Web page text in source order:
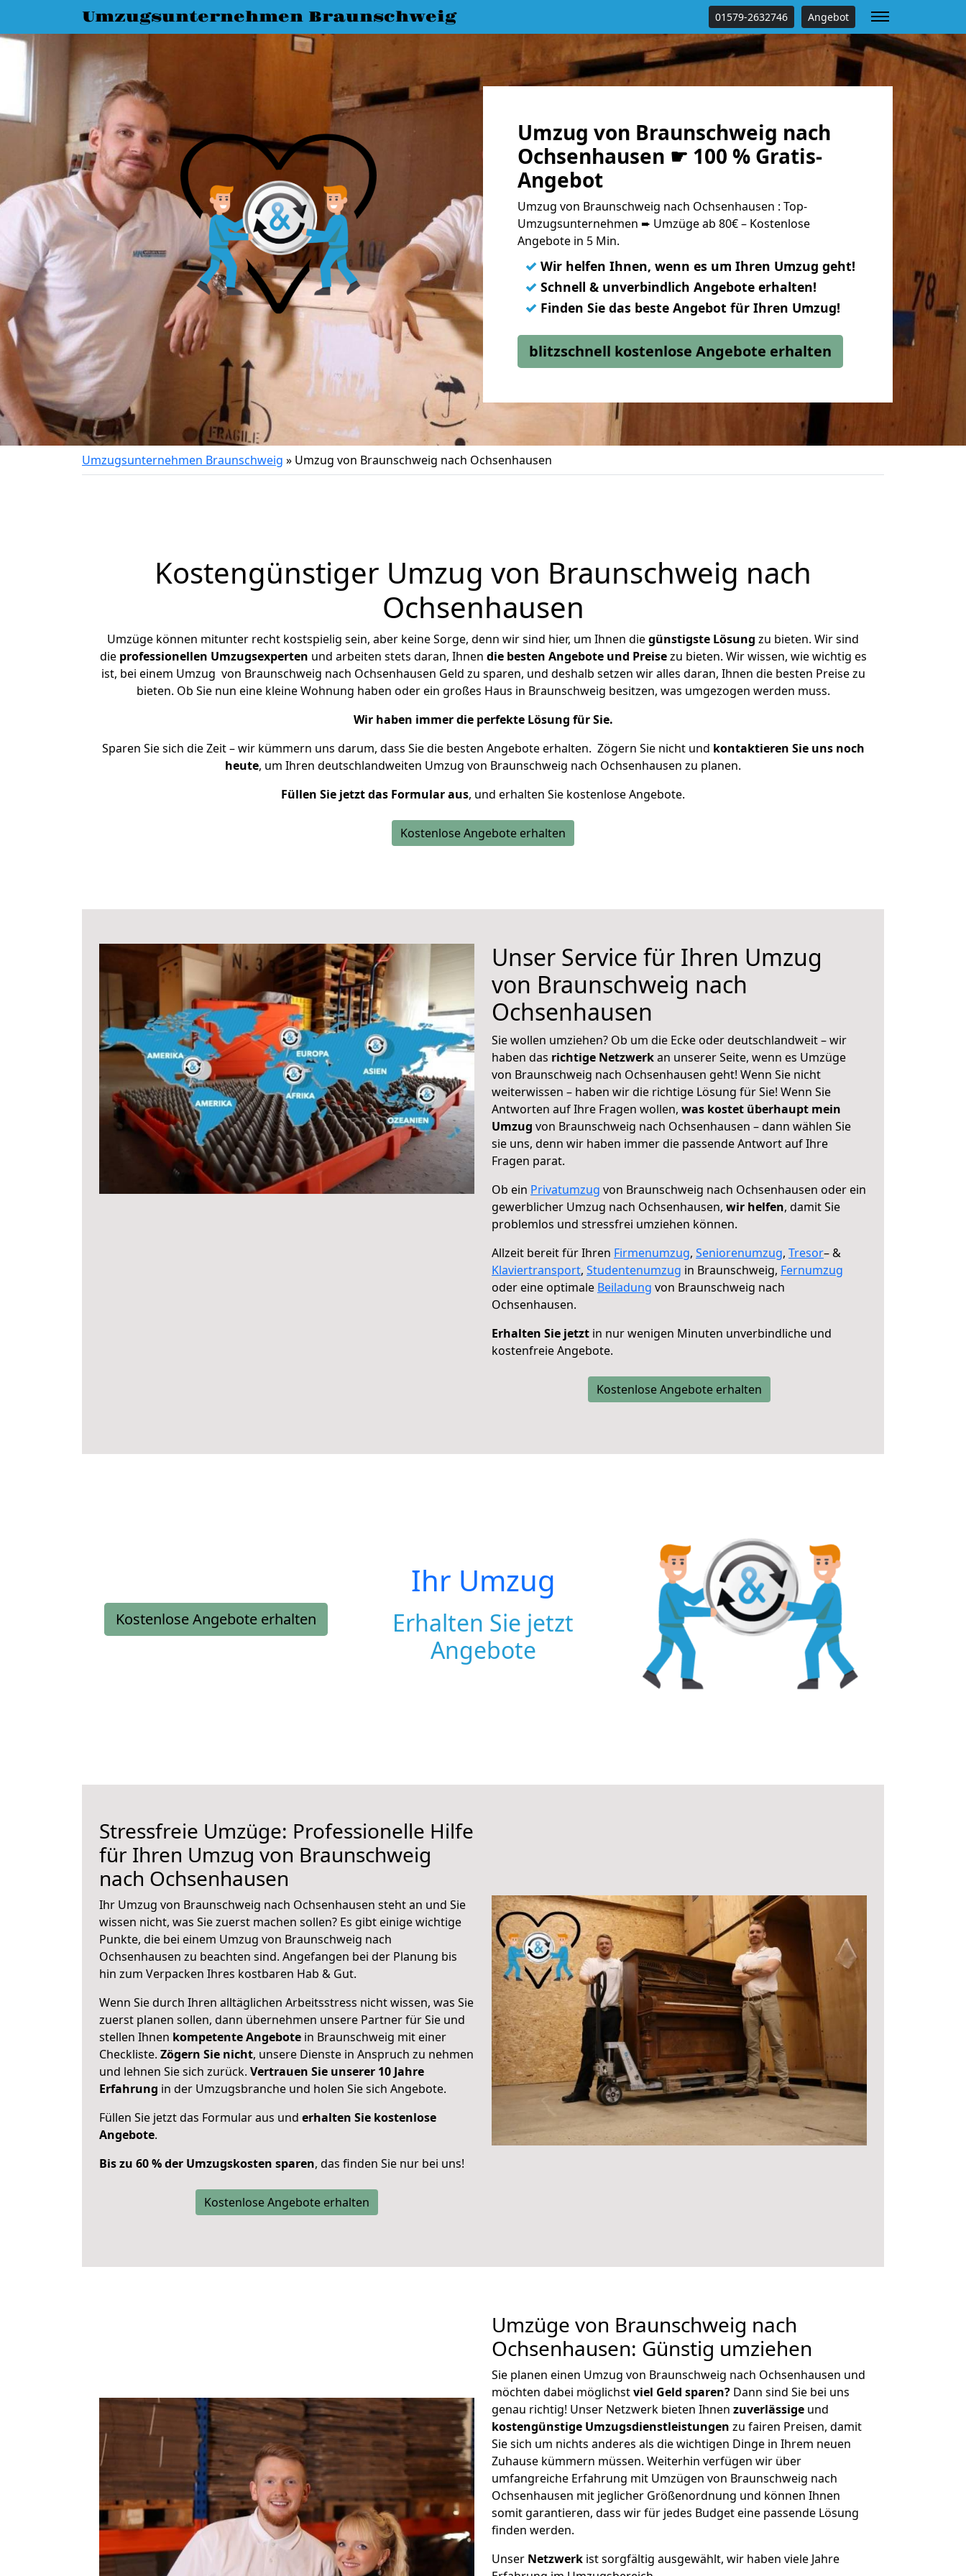
Umzugsunternehmen Braunschweig 01579-2632746 Angebot
Umzug von Braunschweig nach
Ochsenhausen ☛ 100 % Gratis-
Angebot
Umzug von Braunschweig nach Ochsenhausen : Top-
Umzugsunternehmen ➨ Umzüge ab 80€ – Kostenlose
Angebote in 5 Min.
✓ Wir helfen Ihnen, wenn es um Ihren Umzug geht!
✓ Schnell & unverbindlich Angebote erhalten!
✓ Finden Sie das beste Angebot für Ihren Umzug!
blitzschnell kostenlose Angebote erhalten
Umzugsunternehmen Braunschweig » Umzug von Braunschweig nach Ochsenhausen
Kostengünstiger Umzug von Braunschweig nach
Ochsenhausen
Umzüge können mitunter recht kostspielig sein, aber keine Sorge, denn wir sind hier, um Ihnen diegünstigste Lösung zu bieten. Wir sind
die professionellen Umzugsexperten und arbeiten stets daran, Ihnen die besten Angebote und Preisezu bieten. Wir wissen, wie wichtig es
ist, bei einem Umzug von Braunschweig nach Ochsenhausen Geld zu sparen, und deshalb setzen wir alles daran, Ihnen die besten Preise zu
bieten. Ob Sie nun eine kleine Wohnung haben oder ein großes Haus in Braunschweig besitzen, was umgezogen werden muss.
Wir haben immer die perfekte Lösung für Sie.
Sparen Sie sich die Zeit – wir kümmern uns darum, dass Sie die besten Angebote erhalten. Zögern Sie nicht und kontaktieren Sie uns noch
heute, um Ihren deutschlandweiten Umzug von Braunschweig nach Ochsenhausen zu planen.
Füllen Sie jetzt das Formular aus, und erhalten Sie kostenlose Angebote.
Kostenlose Angebote erhalten
Unser Service für Ihren Umzug
von Braunschweig nach
Ochsenhausen
Sie wollen umziehen? Ob um die Ecke oder deutschlandweit – wir
haben das richtige Netzwerkan unserer Seite, wenn es Umzüge
von Braunschweig nach Ochsenhausen geht! Wenn Sie nicht
weiterwissen – haben wir die richtige Lösung für Sie! Wenn Sie
Antworten auf Ihre Fragen wollen, was kostet überhaupt mein
Umzug von Braunschweig nach Ochsenhausen – dann wählen Sie
sie uns, denn wir haben immer die passende Antwort auf Ihre
Fragen parat.
Ob ein Privatumzug von Braunschweig nach Ochsenhausen oder ein
gewerblicher Umzug nach Ochsenhausen, wir helfen, damit Sie
problemlos und stressfrei umziehen können.
Allzeit bereit für Ihren Firmenumzug, Seniorenumzug, Tresor– &
Klaviertransport, Studentenumzug in Braunschweig, Fernumzug
oder eine optimale Beiladung von Braunschweig nach
Ochsenhausen.
Erhalten Sie jetzt in nur wenigen Minuten unverbindliche und
kostenfreie Angebote.
Kostenlose Angebote erhalten
Kostenlose Angebote erhalten
Ihr Umzug
Erhalten Sie jetzt
Angebote
Stressfreie Umzüge: Professionelle Hilfe
für Ihren Umzug von Braunschweig
nach Ochsenhausen
Ihr Umzug von Braunschweig nach Ochsenhausen steht an und Sie
wissen nicht, was Sie zuerst machen sollen? Es gibt einige wichtige
Punkte, die bei einem Umzug von Braunschweig nach
Ochsenhausen zu beachten sind. Angefangen bei der Planung bis
hin zum Verpacken Ihres kostbaren Hab & Gut.
Wenn Sie durch Ihren alltäglichen Arbeitsstress nicht wissen, was Sie
zuerst planen sollen, dann übernehmen unsere Partner für Sie und
stellen Ihnen kompetente Angebote in Braunschweig mit einer
Checkliste. Zögern Sie nicht, unsere Dienste in Anspruch zu nehmen
und lehnen Sie sich zurück. Vertrauen Sie unserer 10 Jahre
Erfahrung in der Umzugsbranche und holen Sie sich Angebote.
Füllen Sie jetzt das Formular aus und erhalten Sie kostenlose
Angebote.
Bis zu 60 % der Umzugskosten sparen, das finden Sie nur bei uns!
Kostenlose Angebote erhalten
Umzüge von Braunschweig nach
Ochsenhausen: Günstig umziehen
Sie planen einen Umzug von Braunschweig nach Ochsenhausen und
möchten dabei möglichstviel Geld sparen? Dann sind Sie bei uns
genau richtig! Unser Netzwerk bieten Ihnen zuverlässige und
kostengünstige Umzugsdienstleistungen zu fairen Preisen, damit
Sie sich um nichts anderes als die wichtigen Dinge in Ihrem neuen
Zuhause kümmern müssen. Weiterhin verfügen wir über
umfangreiche Erfahrung mit Umzügen von Braunschweig nach
Ochsenhausen mit jeglicher Größenordnung und können Ihnen
somit garantieren, dass wir für jedes Budget eine passende Lösung
finden werden.
Unser Netzwerk ist sorgfältig ausgewählt, wir haben viele Jahre